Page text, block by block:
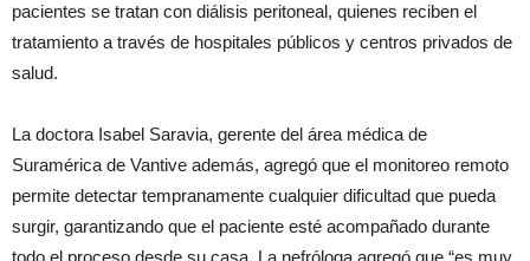
pacientes se tratan con diálisis peritoneal, quienes reciben el
tratamiento a través de hospitales públicos y centros privados de
salud.
La doctora Isabel Saravia, gerente del área médica de
Suramérica de Vantive además, agregó que el monitoreo remoto
permite detectar tempranamente cualquier dificultad que pueda
surgir, garantizando que el paciente esté acompañado durante
todo el proceso desde su casa. La nefróloga agregó que “es muy